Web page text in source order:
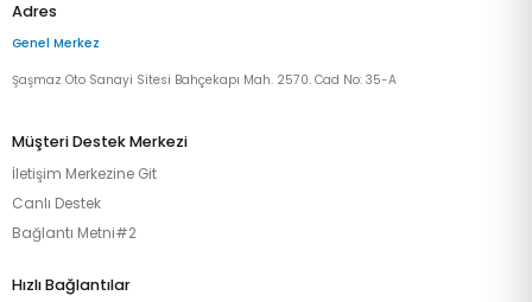
Adres
Genel Merkez
Şaşmaz Oto Sanayi Sitesi Bahçekapı Mah. 2570. Cad No: 35-A
Müşteri Destek Merkezi
İletişim Merkezine Git
Canlı Destek
Bağlantı Metni#2
Hızlı Bağlantılar